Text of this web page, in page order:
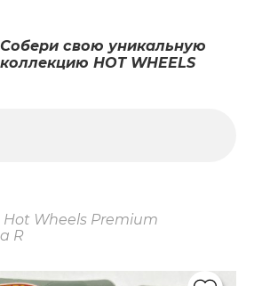
Собери свою уникальную
коллекцию HOT WHEELS
Hot Wheels Premium
R